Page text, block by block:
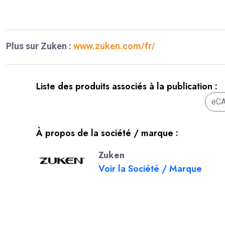
Plus sur Zuken : www.zuken.com/fr/
Liste des produits associés à la publication :
À propos de la société / marque :
Zuken
Voir la Société / Marque